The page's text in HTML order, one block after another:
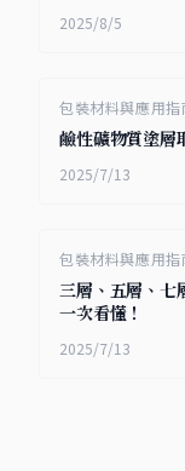
2025/8/5
包裝材料與應用指
鹼性礦物質塗層
2025/7/13
包裝材料與應用指
三層、五層、七
一次看懂！
2025/7/13